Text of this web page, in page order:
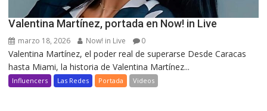
Valentina Martínez, portada en Now! in Live
marzo 18, 2026 Now! in Live 0
Valentina Martínez, el poder real de superarse Desde Caracas
hasta Miami, la historia de Valentina Martínez...
Influencers Las Redes Portada Videos